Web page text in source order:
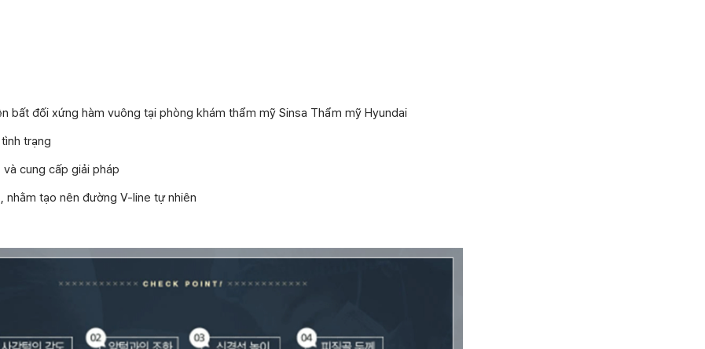
bất đối xứng hàm vuông tại phòng khám thẩm mỹ Sinsa Thẩm mỹ Hyundai
trạng
cung cấp giải pháp
nhằm tạo nên đường V-line tự nhiên